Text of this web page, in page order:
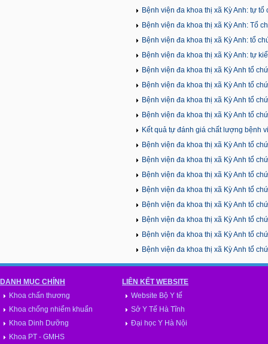
viện đa khoa thị xã Kỳ Anh.
Bệnh viện đa khoa thị xã Kỳ Anh: tự
năm 2023.
Bệnh viện đa khoa thị xã Kỳ Anh: Tổ
Bệnh viện đa khoa thị xã Kỳ Anh: tổ
Bệnh viện đa khoa thị xã Kỳ Anh: tự
Bệnh viện đa khoa thị xã Kỳ Anh tổ
2022
Bệnh viện đa khoa thị xã Kỳ Anh tổ
Bệnh viện đa khoa thị xã Kỳ Anh tổ
Bệnh viện đa khoa thị xã Kỳ Anh tổ
2021
Kết quả tự đánh giá chất lượng bệnh
Bệnh viện đa khoa thị xã Kỳ Anh tổ
Bệnh viện đa khoa thị xã Kỳ Anh tổ
Bệnh viện đa khoa thị xã Kỳ Anh tổ
2020
Bệnh viện đa khoa thị xã Kỳ Anh tổ
2020
Bệnh viện đa khoa thị xã Kỳ Anh tổ
Bệnh viện đa khoa thị xã Kỳ Anh tổ
2019
Bệnh viện đa khoa thị xã Kỳ Anh tổ
2019
Bệnh viện đa khoa thị xã Kỳ Anh tổ
2019
DANH MỤC CHÍNH
Khoa chấn thương
Khoa chống nhiểm khuẩn
Khoa Dinh Dưỡng
Khoa PT - GMHS
LIÊN KẾT WEBSITE
Website Bộ Y tế
Sở Y Tế Hà Tĩnh
Đại học Y Hà Nội